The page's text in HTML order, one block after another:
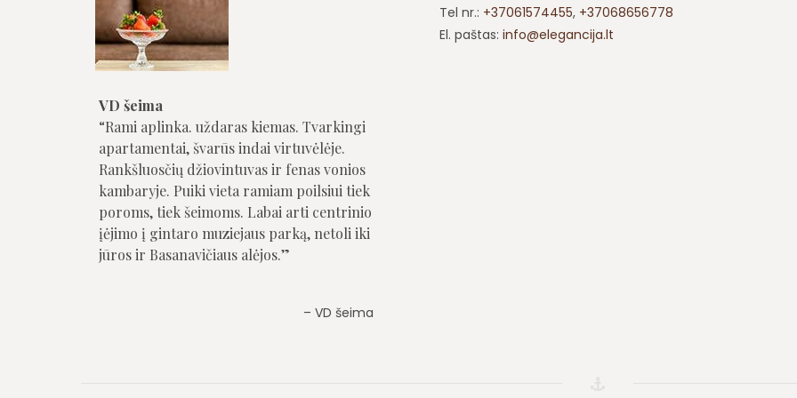
VD šeima
Rami aplinka. uždaras kiemas. Tvarkingi
apartamentai, švarūs indai virtuvėlėje.
Rankšluosčių džiovintuvas ir fenas vonios
kambaryje. Puiki vieta ramiam poilsiui tiek
poroms, tiek šeimoms. Labai arti centrinio
įėjimo į gintaro muziejaus parką, netoli iki
jūros ir Basanavičiaus alėjos.
VD šeima
Saulius
Puiki vieta. Labai švarūs apartamentai.
Malonus personalas.
Saulius
Tel nr.: +37061574455, +37068656778
El. paštas:info@elegancija.lt